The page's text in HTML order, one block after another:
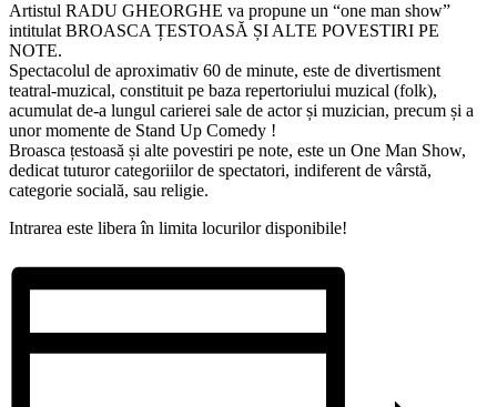
Artistul RADU GHEORGHE va propune un “one man show”
intitulat BROASCA ȚESTOASĂ ȘI ALTE POVESTIRI PE
NOTE.
Spectacolul de aproximativ 60 de minute, este de divertisment
teatral-muzical, constituit pe baza repertoriului muzical (folk),
acumulat de-a lungul carierei sale de actor și muzician, precum și a
unor momente de Stand Up Comedy !
Broasca țestoasă și alte povestiri pe note, este un One Man Show,
dedicat tuturor categoriilor de spectatori, indiferent de vârstă,
categorie socială, sau religie.
Intrarea este libera în limita locurilor disponibile!